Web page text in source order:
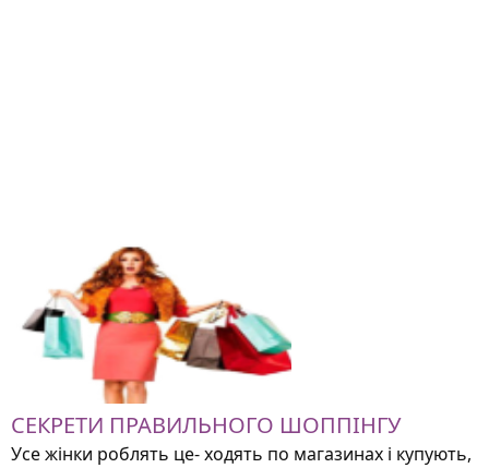
СЕКРЕТИ ПРАВИЛЬНОГО ШОППІНГУ
Усе жінки роблять це- ходять по магазинах і купують,